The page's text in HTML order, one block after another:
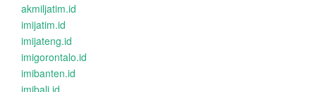
akmiljatim.id
imijatim.id
imijateng.id
imigorontalo.id
imibanten.id
imibali.id